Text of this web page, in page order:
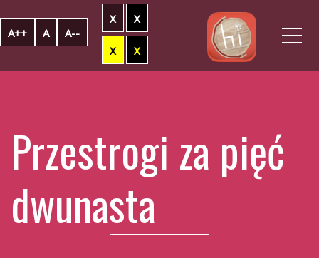
A++ A A--
X X
X X
Przestrogi za pięć
dwunasta